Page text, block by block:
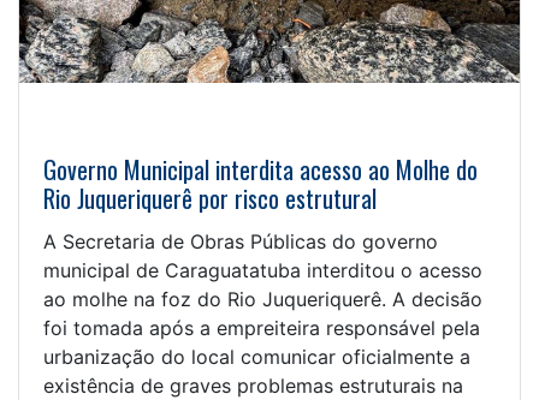
Governo Municipal interdita acesso ao Molhe do
Rio Juqueriquerê por risco estrutural
A Secretaria de Obras Públicas do governo
municipal de Caraguatatuba interditou o acesso
ao molhe na foz do Rio Juqueriquerê. A decisão
foi tomada após a empreiteira responsável pela
urbanização do local comunicar oficialmente a
existência de graves problemas estruturais na